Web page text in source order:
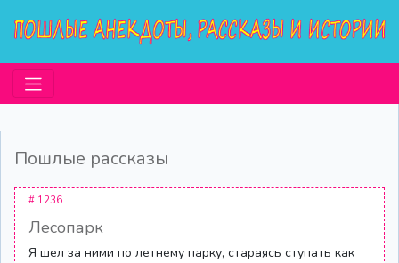
Пошлые рассказы
# 1236
Лесопарк
Я шел за ними по летнему парку, стараясь ступать как